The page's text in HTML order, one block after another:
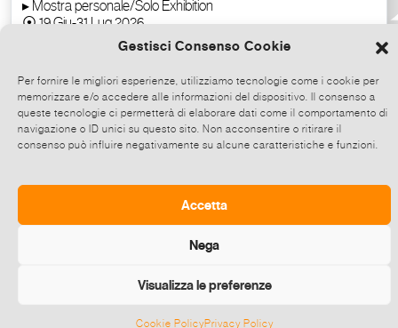
Gestisci Consenso Cookie
Per fornire le migliori esperienze, utilizziamo tecnologie come i cookie per
memorizzare e/o accedere alle informazioni del dispositivo. Il consenso a
queste tecnologie ci permetterà di elaborare dati come il comportamento di
navigazione o ID unici su questo sito. Non acconsentire o ritirare il
consenso può influire negativamente su alcune caratteristiche e funzioni.
Accetta
Nega
Visualizza le preferenze
Cookie PolicyPrivacy Policy